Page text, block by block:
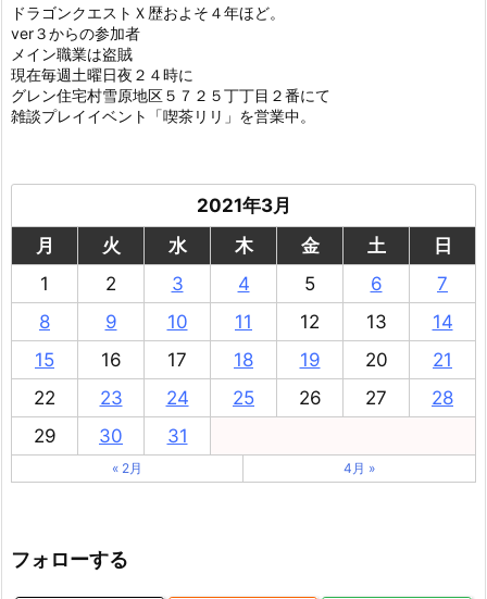
ドラゴンクエストＸ歴およそ４年ほど。
ver３からの参加者
メイン職業は盗賊
現在毎週土曜日夜２４時に
グレン住宅村雪原地区５７２５丁丁目２番にて
雑談プレイイベント「喫茶リリ」を営業中。
2021年3月
月
火 水 木 金 土
日
1
2 3 4 5 6
7
8
9 10 11 12 13
14
15
16 17 18 19 20
21
22
23 24 25 26 27
28
29
30 31
« 2月 4月 »
フォローする